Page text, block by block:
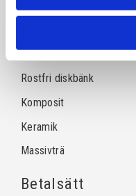
Natursten
Rostfri diskbänk
Komposit
Keramik
Massivträ
Betalsätt